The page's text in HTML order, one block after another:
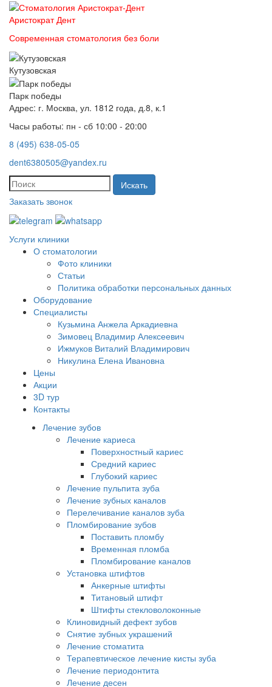
АристократДент
Современная стоматология без боли
Кутузовская
Парк победы
Адрес: г. Москва, ул. 1812 года, д.8, к.1
Часы работы: пн - сб 10:00 - 20:00
8 (495) 638-05-05
dent6380505@yandex.ru
Искать
Заказать звонок
Услуги клиники
О стоматологии
Фото клиники
Статьи
Политика обработки персональных данных
Оборудование
Специалисты
Кузьмина Анжела Аркадиевна
Зимовец Владимир Алексеевич
Ижмуков Виталий Владимирович
Никулина Елена Ивановна
Цены
Акции
3D тур
Контакты
Лечение зубов
Лечение кариеса
Поверхностный кариес
Средний кариес
Глубокий кариес
Лечение пульпита зуба
Лечение зубных каналов
Перелечивание каналов зуба
Пломбирование зубов
Поставить пломбу
Временная пломба
Пломбирование каналов
Установка штифтов
Анкерные штифты
Титановый штифт
Штифты стекловолоконные
Клиновидный дефект зубов
Снятие зубных украшений
Лечение стоматита
Терапевтическое лечение кисты зуба
Лечение периодонтита
Лечение десен